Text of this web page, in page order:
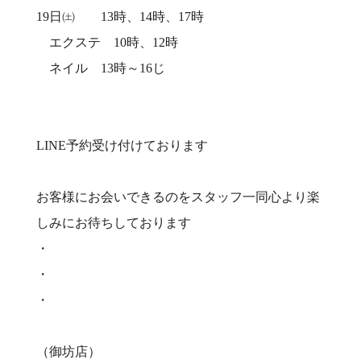
19日㈯ 13時、14時、17時
エクステ 10時、12時
ネイル 13時～16じ
LINE予約受け付けております
お客様にお会いできるのをスタッフ一同心より楽
しみにお待ちしております
・
・
・
（御坊店）